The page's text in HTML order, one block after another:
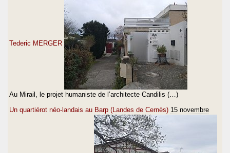
Tederic MERGER
Au Mirail, le projet humaniste de l’architecte Candilis (…)
Un quartiérot néo-landais au Barp (Landes de Cernès) 15 novembre